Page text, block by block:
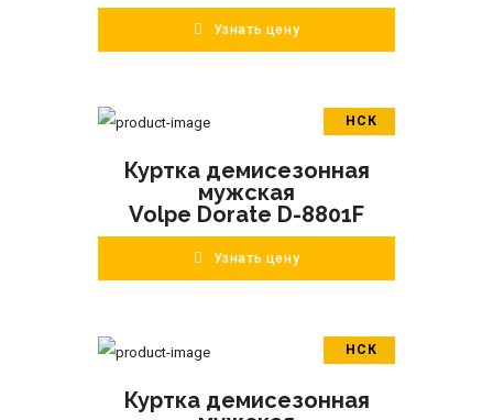
Узнать цену
НСК
ПОДРОБНЕЕ
Куртка демисезонная
мужская
Volpe Dorate D-8801F
Узнать цену
НСК
ПОДРОБНЕЕ
Куртка демисезонная